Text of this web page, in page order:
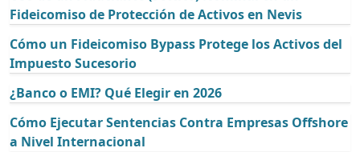
Fideicomiso de Protección de Activos en Nevis
Cómo un Fideicomiso Bypass Protege los Activos del
Impuesto Sucesorio
¿Banco o EMI? Qué Elegir en 2026
Cómo Ejecutar Sentencias Contra Empresas Offshore
a Nivel Internacional